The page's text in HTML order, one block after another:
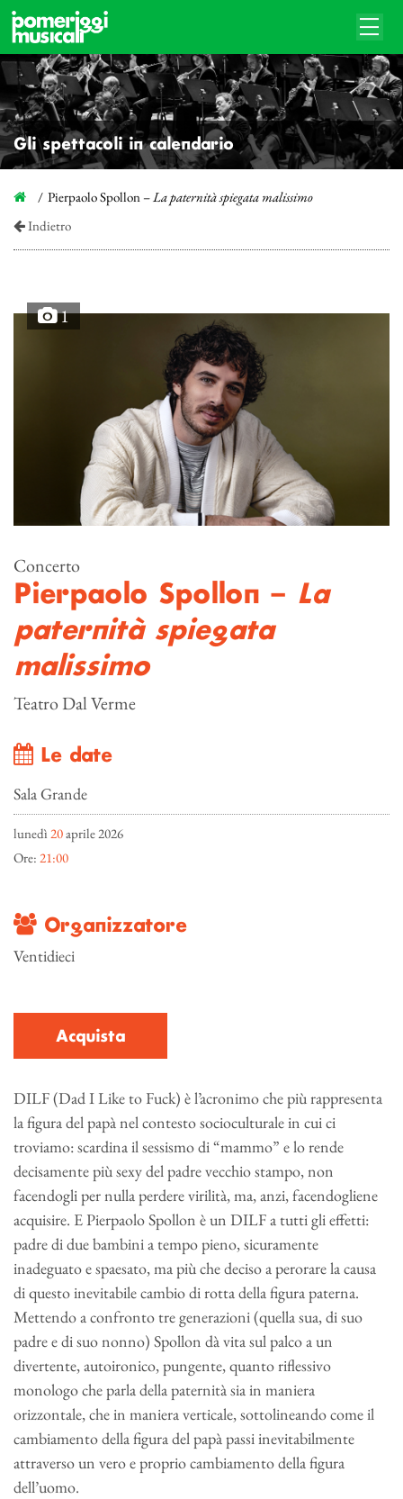
Gli spettacoli in calendario
Pierpaolo Spollon –La paternità spiegata malissimo
Indietro
1
Concerto
Pierpaolo Spollon – La
paternità spiegata
malissimo
Teatro Dal Verme
Le date
Sala Grande
lunedì 20aprile 2026
Ore: 21:00
Organizzatore
Ventidieci
Acquista
DILF (Dad I Like to Fuck) è l’acronimo che più rappresenta
la figura del papà nel contesto socioculturale in cui ci
troviamo: scardina il sessismo di “mammo” e lo rende
decisamente più sexy del padre vecchio stampo, non
facendogli per nulla perdere virilità, ma, anzi, facendogliene
acquisire. E Pierpaolo Spollon è un DILF a tutti gli effetti:
padre di due bambini a tempo pieno, sicuramente
inadeguato e spaesato, ma più che deciso a perorare la causa
di questo inevitabile cambio di rotta della figura paterna.
Mettendo a confronto tre generazioni (quella sua, di suo
padre e di suo nonno) Spollon dà vita sul palco a un
divertente, autoironico, pungente, quanto riflessivo
monologo che parla della paternità sia in maniera
orizzontale, che in maniera verticale, sottolineando come il
cambiamento della figura del papà passi inevitabilmente
attraverso un vero e proprio cambiamento della figura
dell’uomo.